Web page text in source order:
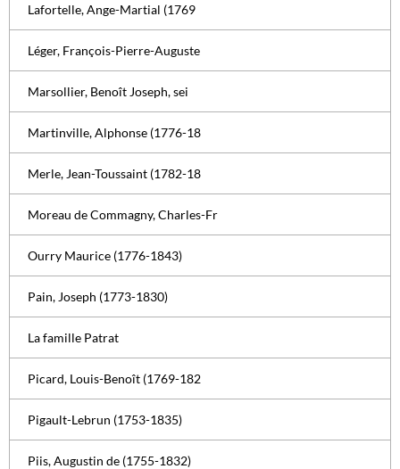
Lafortelle, Ange-Martial (1769
Léger, François-Pierre-Auguste
Marsollier, Benoît Joseph, sei
Martinville, Alphonse (1776-18
Merle, Jean-Toussaint (1782-18
Moreau de Commagny, Charles-Fr
Ourry Maurice (1776-1843)
Pain, Joseph (1773-1830)
La famille Patrat
Picard, Louis-Benoît (1769-182
Pigault-Lebrun (1753-1835)
Piis, Augustin de (1755-1832)